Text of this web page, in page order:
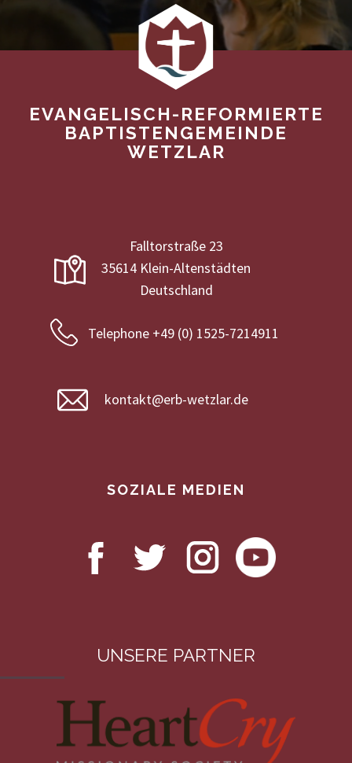
EVANGELISCH-REFORMIERTE
BAPTISTENGEMEINDE
WETZLAR
Falltorstraße 23
35614 Klein-Altenstädten
Deutschland
Telephone +49 (0) 1525-7214911
kontakt@erb-wetzlar.de
SOZIALE MEDIEN
UNSERE PARTNER